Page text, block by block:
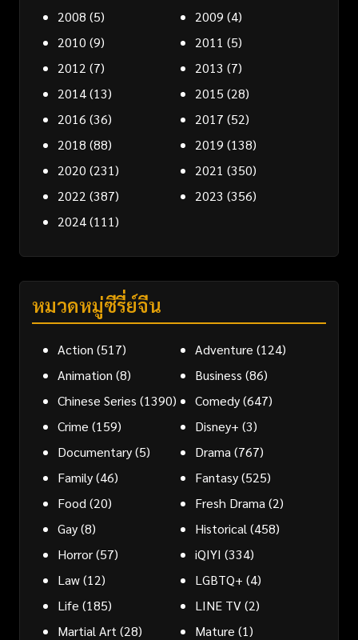
2008 (5) 2009 (4)
2010 (9) 2011 (5)
2012 (7) 2013 (7)
2014(13) 2015 (28)
2016 (36) 2017 (52)
2018 (88) 2019 (138)
2020 (231) 2021 (350)
2022 (387) 2023 (356)
2024(111)
หมวดหมู่ซีรี่ย์จีน
Action (517) Adventure (124)
Animation (8) Business (86)
Chinese Series (1390) Comedy(647)
Crime (159) Disney+ (3)
Documentary(5) Drama (767)
Family(46) Fantasy(525)
Food (20) Fresh Drama (2)
Gay(8) Historical (458)
Horror(57) iQIYI (334)
Law(12) LGBTQ+ (4)
Life (185) LINE TV(2)
Martial Art (28) Mature (1)